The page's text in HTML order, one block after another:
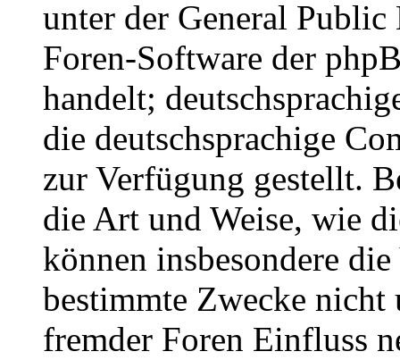
unter der General
Foren-Software der
handelt;
die deutschsprachige
zur Verfügung gestellt.
die Art und Weise, wie
können insbesondere
bestimmte Zwecke nicht
fremder Foren Einfluss